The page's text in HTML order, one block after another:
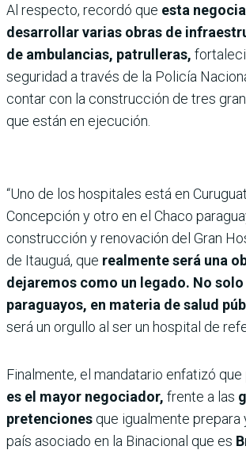
Al respecto, recordó que esta
desarrollar varias obras de
de ambulancias, patrulleras,
seguridad a través de la Policía
contar con la construcción de tres
que están en ejecución.
“Uno de los hospitales está en
Concepción y otro en el Chaco
construcción y renovación del Gran
de Itauguá, que realmente será una
dejaremos como un legado. No
paraguayos, en materia de salud
será un orgullo al ser un hospital de
Finalmente, el mandatario enfatizó que
es el mayor negociador, frente a las
pretenciones que igualmente prepara
país asociado en la Binacional que es